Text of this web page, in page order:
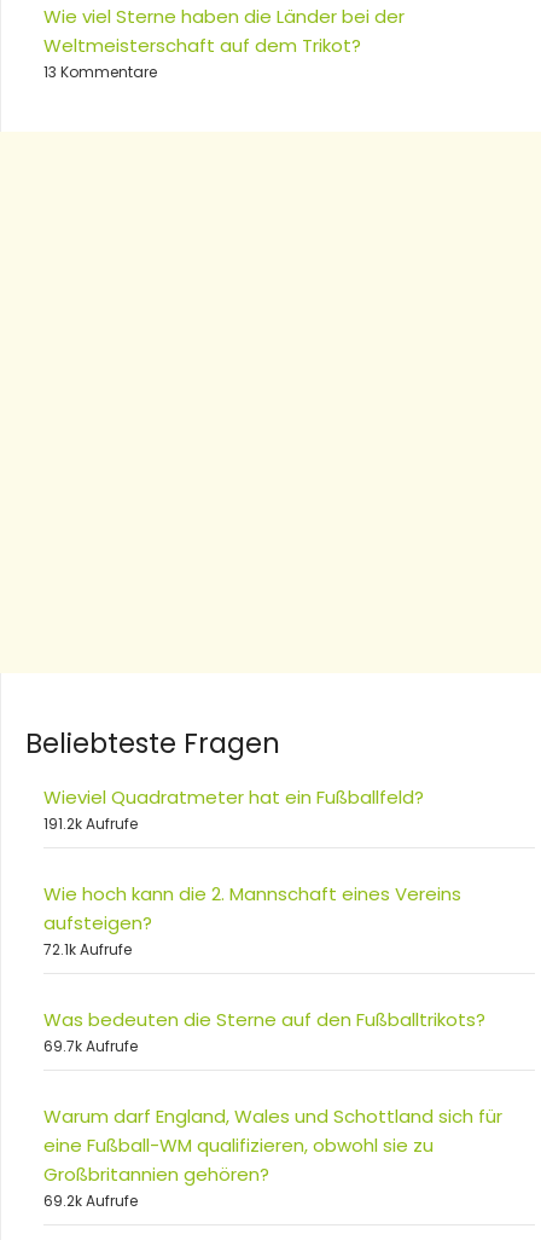
Wie viel Sterne haben die Länder bei der
Weltmeisterschaft auf dem Trikot?
13 Kommentare
Beliebteste Fragen
Wieviel Quadratmeter hat ein Fußballfeld?
191.2k Aufrufe
Wie hoch kann die 2. Mannschaft eines Vereins
aufsteigen?
72.1k Aufrufe
Was bedeuten die Sterne auf den Fußballtrikots?
69.7k Aufrufe
Warum darf England, Wales und Schottland sich für
eine Fußball-WM qualifizieren, obwohl sie zu
Großbritannien gehören?
69.2k Aufrufe